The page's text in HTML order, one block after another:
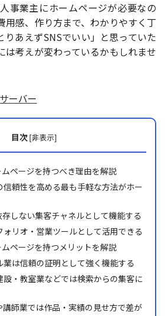
事業主にホームページが必要なの
用感、作り方まで、わかりやすく丁
りあえずSNSでいい」と思っていた
は考えが変わっているかもしれませ
目次[非表示]
ページを持つべき理由を解説
信頼性を高める最も手軽な方法がホー
しない集客チャネルとして機能する
リオ・営業ツールとして活用できる
ページを持つメリットを解説
は信頼の証明として強く機能する
設・教室業などでは検索からの集客に
講師業では作品・実績の見せ方で差が